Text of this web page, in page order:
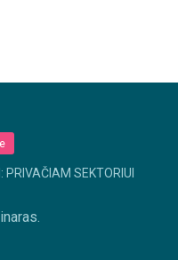
PRIVAČIAM SEKTORIUI